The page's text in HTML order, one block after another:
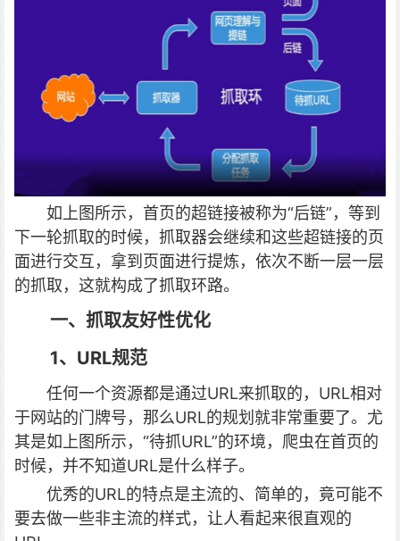
如上图所示，首页的超链接被称为“后链”，等到
下一轮抓取的时候，抓取器会继续和这些超链接的页
面进行交互，拿到页面进行提炼，依次不断一层一层
的抓取，这就构成了抓取环路。
一、抓取友好性优化
1、URL规范
任何一个资源都是通过URL来抓取的，URL相对
于网站的门牌号，那么URL的规划就非常重要了。尤
其是如上图所示，“待抓URL”的环境，爬虫在首页的
时候，并不知道URL是什么样子。
优秀的URL的特点是主流的、简单的，竟可能不
要去做一些非主流的样式，让人看起来很直观的